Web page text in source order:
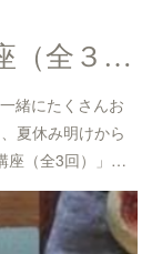
おうちパンアレンジ講座（全３回）@たまプラーザ「3丁目カフェ」開催のお知らせ☆
緒にたくさんお
夏休み明けから
座（全3回）」…